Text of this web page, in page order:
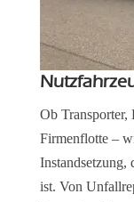
Ob Transporter,
Firmenflotte –
Instandsetzung,
ist. Von